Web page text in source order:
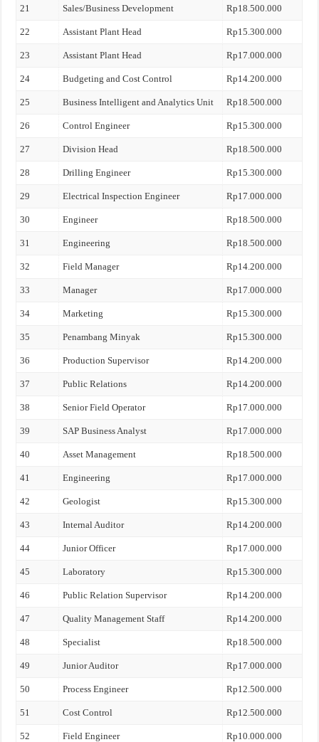
21 Sales/Business Development Rp18.500.000
22 Assistant Plant Head Rp15.300.000
23 Assistant Plant Head Rp17.000.000
24 Budgeting and Cost Control Rp14.200.000
25 Business Intelligent and Analytics Unit Rp18.500.000
26 Control Engineer Rp15.300.000
27 Division Head Rp18.500.000
28 Drilling Engineer Rp15.300.000
29 Electrical Inspection Engineer Rp17.000.000
30 Engineer Rp18.500.000
31 Engineering Rp18.500.000
32 Field Manager Rp14.200.000
33 Manager Rp17.000.000
34 Marketing Rp15.300.000
35 Penambang Minyak Rp15.300.000
36 Production Supervisor Rp14.200.000
37 Public Relations Rp14.200.000
38 Senior Field Operator Rp17.000.000
39 SAP Business Analyst Rp17.000.000
40 Asset Management Rp18.500.000
41 Engineering Rp17.000.000
42 Geologist Rp15.300.000
43 Internal Auditor Rp14.200.000
44 Junior Officer Rp17.000.000
45 Laboratory Rp15.300.000
46 Public Relation Supervisor Rp14.200.000
47 Quality Management Staff Rp14.200.000
48 Specialist Rp18.500.000
49 Junior Auditor Rp17.000.000
50 Process Engineer Rp12.500.000
51 Cost Control Rp12.500.000
52 Field Engineer Rp10.000.000